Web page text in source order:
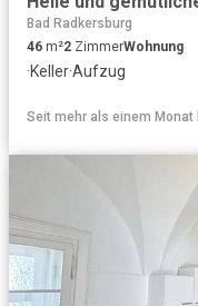
Bad Radkersburg
46 m²2 ZimmerWohnung
·Keller·Aufzug
Seit mehr als einem Monat